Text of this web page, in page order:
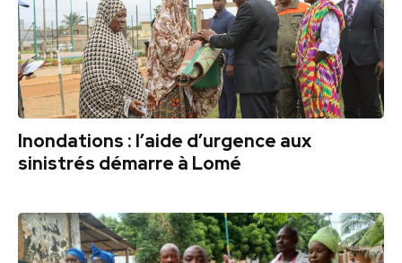
Inondations : l’aide d’urgence aux
sinistrés démarre à Lomé